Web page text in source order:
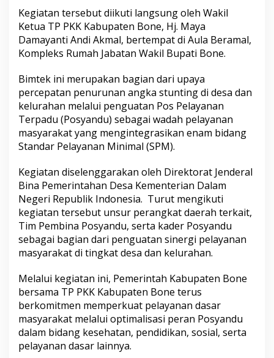
k
u
t
B
m
t
e
k
P
e
n
u
a
t
a
n
K
e
e
b
a
g
a
n
P
Kegiatan tersebut diikuti langsung oleh Wakil
Ketua TP PKK Kabupaten Bone, Hj. Maya
Damayanti Andi Akmal, bertempat di Aula Beramal,
Kompleks Rumah Jabatan Wakil Bupati Bone.
Bimtek ini merupakan bagian dari upaya
percepatan penurunan angka stunting di desa dan
kelurahan melalui penguatan Pos Pelayanan
Terpadu (Posyandu) sebagai wadah pelayanan
masyarakat yang mengintegrasikan enam bidang
Standar Pelayanan Minimal (SPM).
Kegiatan diselenggarakan oleh Direktorat Jenderal
Bina Pemerintahan Desa Kementerian Dalam
Negeri Republik Indonesia. Turut mengikuti
kegiatan tersebut unsur perangkat daerah terkait,
Tim Pembina Posyandu, serta kader Posyandu
sebagai bagian dari penguatan sinergi pelayanan
masyarakat di tingkat desa dan kelurahan.
Melalui kegiatan ini, Pemerintah Kabupaten Bone
bersama TP PKK Kabupaten Bone terus
berkomitmen memperkuat pelayanan dasar
masyarakat melalui optimalisasi peran Posyandu
dalam bidang kesehatan, pendidikan, sosial, serta
pelayanan dasar lainnya.